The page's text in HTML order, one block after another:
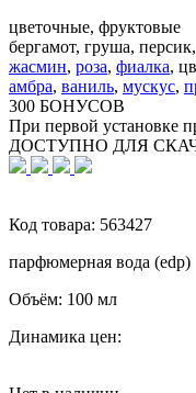
цветочные, фруктовые
бергамот, груша,
жасмин, роза, фиалка,
амбра, ваниль, мускус,
300 БОНУСОВ
При первой установке
ДОСТУПНО ДЛЯ
Код товара: 563427
парфюмерная вода (edp)
Объём: 100 мл
Динамика цен: